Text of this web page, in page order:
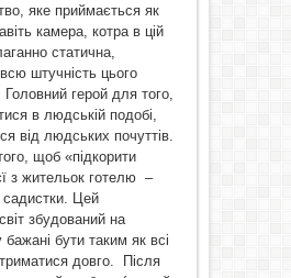
яке приймається як
камера, котра в цій
статична,
штучність цього
Головний герой для того,
в людській подобі,
від людських почуттів.
щоб «підкорити
з жительок готелю –
садистки. Цей
збудований на
бути таким як всі
довго. Після